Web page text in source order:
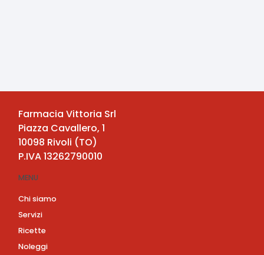
Farmacia Vittoria Srl
Piazza Cavallero, 1
10098 Rivoli (TO)
P.IVA13262790010
MENU
Chi siamo
Servizi
Ricette
Noleggi